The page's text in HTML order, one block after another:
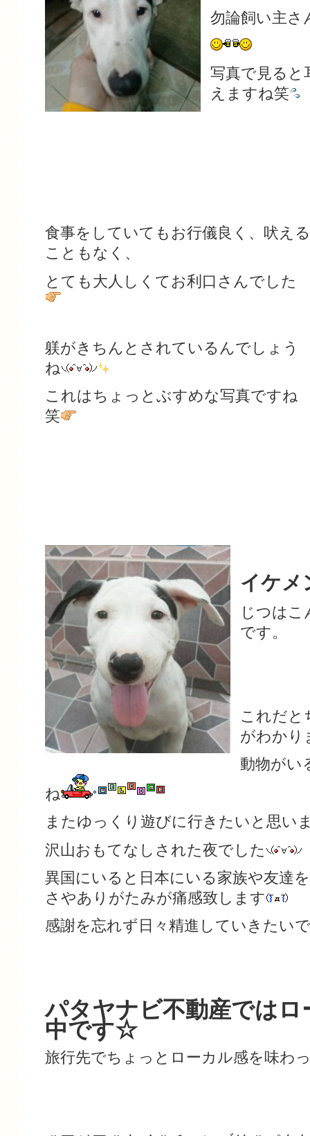
勿論飼い主さ
写真で見ると
えますね笑
食事をしていてもお行儀良く、吠える
こともなく、
とても大人しくてお利口さんでした
躾がきちんとされているんでしょう
ね
これはちょっとぶすめな写真ですね
笑
イケメ
じつは
です。
これだと
がわかり
動物がい
ね
またゆっくり遊びに行きたいと思い
沢山おもてなしされた夜でした
異国にいると日本にいる家族や友達
さやありがたみが痛感致します
感謝を忘れず日々精進していきたい
パタヤナビ不動産ではロ
中です☆
旅行先でちょっとローカル感を味わ